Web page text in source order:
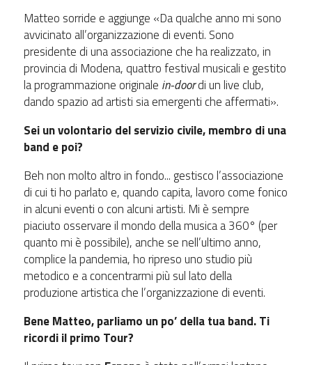
Matteo sorride e aggiunge «Da qualche anno mi sono
avvicinato all’organizzazione di eventi. Sono
presidente di una associazione che ha realizzato, in
provincia di Modena, quattro festival musicali e gestito
la programmazione originale in-doordi un live club,
dando spazio ad artisti sia emergenti che affermati».
Sei un volontario del servizio civile, membro di una
band e poi?
Beh non molto altro in fondo... gestisco l’associazione
di cui ti ho parlato e, quando capita, lavoro come fonico
in alcuni eventi o con alcuni artisti. Mi è sempre
piaciuto osservare il mondo della musica a 360° (per
quanto mi è possibile), anche se nell’ultimo anno,
complice la pandemia, ho ripreso uno studio più
metodico e a concentrarmi più sul lato della
produzione artistica che l’organizzazione di eventi.
Bene Matteo, parliamo un po’ della tua band. Ti
ricordi il primo Tour?